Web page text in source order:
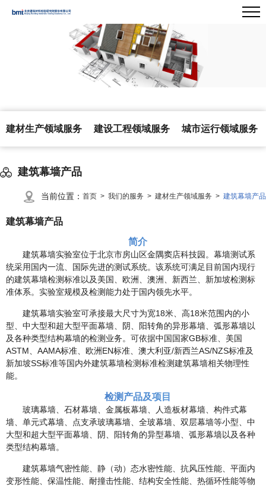
建材生产领域服务 建设工程领域服务 城市运行领域服务
建筑幕墙产品
当前位置： 首页 > 我们的服务 > 建材生产领域服务 > 建筑幕墙产品
建筑幕墙产品
简介
建筑幕墙实验室位于北京市房山区金隅窦店科技园。幕墙测试系
统采用国内一流、国际先进的测试系统。该系统可满足目前国内现行
的建筑幕墙检测标准以及美国、欧洲、澳洲、新西兰、新加坡检测标
准体系。实验室规模及检测能力处于国内领先水平。
建筑幕墙实验室可承接最大尺寸为宽18米、高18米范围内的小
型、中大型和超大型平面幕墙、阴、阳转角的异形幕墙、弧形幕墙以
及各种类型结构幕墙的检测业务。可依据中国国家GB标准、美国
ASTM、AAMA标准、欧洲EN标准、澳大利亚/新西兰AS/NZS标准及
新加坡SS标准等国内外建筑幕墙检测标准检测建筑幕墙相关物理性
能。
检测产品及项目
玻璃幕墙、石材幕墙、金属板幕墙、人造板材幕墙、构件式幕
墙、单元式幕墙、点支承玻璃幕墙、全玻幕墙、双层幕墙等小型、中
大型和超大型平面幕墙、阴、阳转角的异型幕墙、弧形幕墙以及各种
类型结构幕墙。
建筑幕墙气密性能、静（动）态水密性能、抗风压性能、平面内
变形性能、保温性能、耐撞击性能、结构安全性能、热循环性能等物